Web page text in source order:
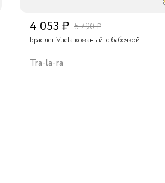
4 053 ₽ 5 790 ₽
Браслет Vuela кожаный, с бабочкой
Tra-la-ra